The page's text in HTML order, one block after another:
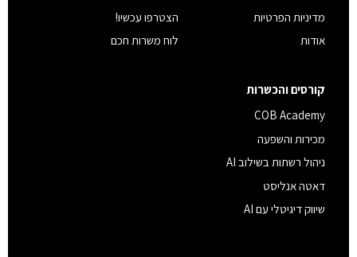
מדיניות הפרטיות
אודות
הצטרפו עכשיו!
לוח משרות חכם
קורסים והכשרות
COB Academy
מכירות והשפעה
ניהול רשתות בשילוב AI
דאטה אנליסט
שיווק דיגיטלי עם AI